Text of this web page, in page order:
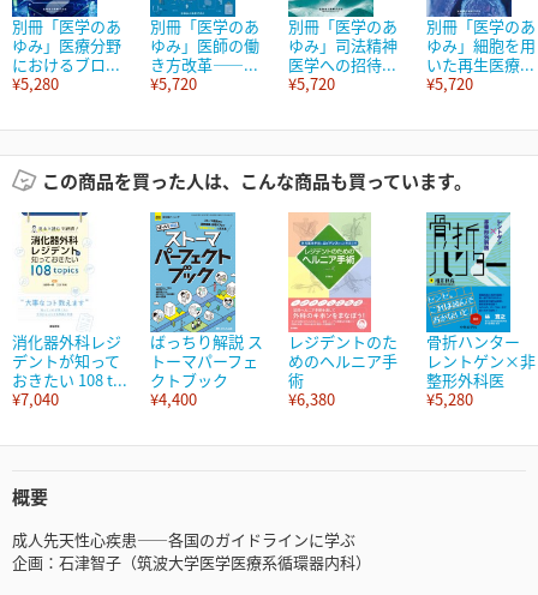
別冊「医学のあ
ゆみ」医療分野
におけるブロ...
¥5,280
別冊「医学のあ
ゆみ」医師の働
き方改革――...
¥5,720
別冊「医学のあ
ゆみ」司法精神
医学への招待...
¥5,720
別冊「医学のあ
ゆみ」細胞を用
いた再生医療...
¥5,720
この商品を買った人は、こんな商品も買っています。
消化器外科レジ
デントが知って
おきたい 108 t...
¥7,040
ばっちり解説 ス
トーマパーフェ
クトブック
¥4,400
レジデントのた
めのヘルニア手
術
¥6,380
骨折ハンター
レントゲン×非
整形外科医
¥5,280
概要
成人先天性心疾患――各国のガイドラインに学ぶ
企画：石津智子（筑波大学医学医療系循環器内科）